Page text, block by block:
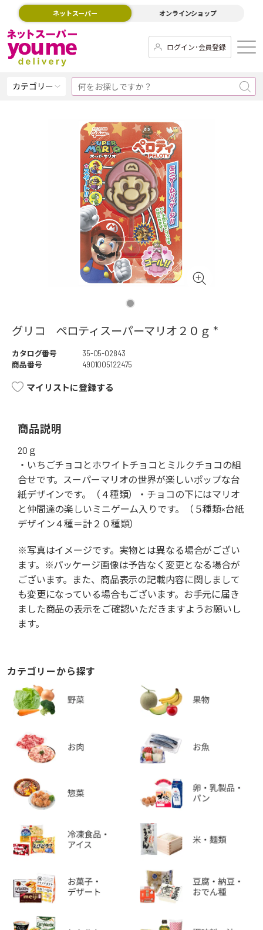
ネットスーパー オンラインショップ
ログイン･会員登録
カテゴリー
グリコ ペロティスーパーマリオ２０ｇ *
カタログ番号
35-05-02843
商品番号
4901005122475
マイリストに登録する
商品説明
20ｇ
・いちごチョコとホワイトチョコとミルクチョコの組
合せです。スーパーマリオの世界が楽しいポップな台
紙デザインです。（４種類）・チョコの下にはマリオ
と仲間達の楽しいミニゲーム入りです。（５種類×台紙
デザイン４種＝計２０種類）
※写真はイメージです。実物とは異なる場合がござい
ます。※パッケージ画像は予告なく変更となる場合が
ございます。また、商品表示の記載内容に関しまして
も変更になっている場合もございます。お手元に届き
ました商品の表示をご確認いただきますようお願いし
ます。
カテゴリーから探す